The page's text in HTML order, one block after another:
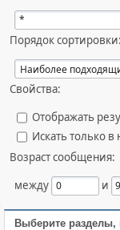
Порядок сортировки:
Свойства:
Отображать
Искать только в
Возраст сообщения:
между
и
Выберите разделы,